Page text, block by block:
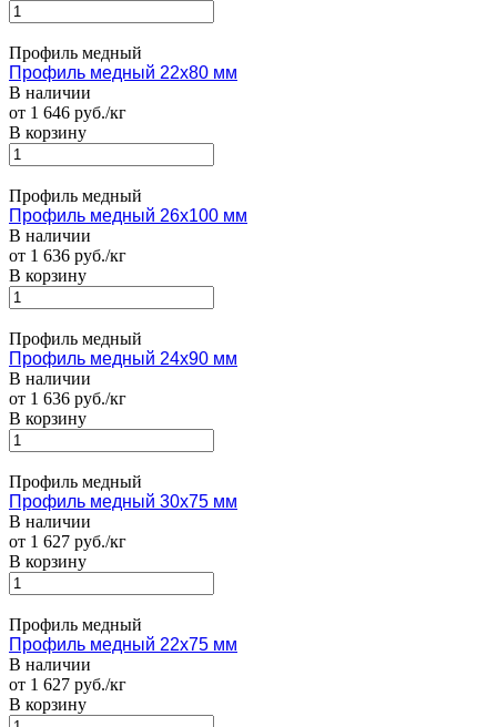
Профиль медный
Профиль медный 22х80 мм
В наличии
от 1 646 руб./кг
В корзину
Профиль медный
Профиль медный 26х100 мм
В наличии
от 1 636 руб./кг
В корзину
Профиль медный
Профиль медный 24х90 мм
В наличии
от 1 636 руб./кг
В корзину
Профиль медный
Профиль медный 30х75 мм
В наличии
от 1 627 руб./кг
В корзину
Профиль медный
Профиль медный 22х75 мм
В наличии
от 1 627 руб./кг
В корзину